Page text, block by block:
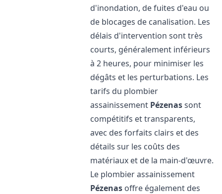
d'inondation, de fuites d'eau ou
de blocages de canalisation. Les
délais d'intervention sont très
courts, généralement inférieurs
à 2 heures, pour minimiser les
dégâts et les perturbations. Les
tarifs du plombier
assainissement Pézenassont
compétitifs et transparents,
avec des forfaits clairs et des
détails sur les coûts des
matériaux et de la main-d'œuvre.
Le plombier assainissement
Pézenas offre également des